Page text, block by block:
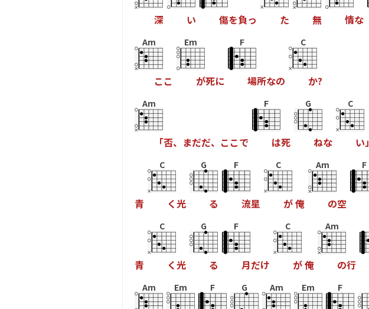
深 い 傷を負っ た 無 情な
Am
こ こ
Em
が死に
F
場所なの
C
か?
Am
「否、 まだだ、 こ こで
F
は死
G
ねな
C
い」
青
C
く光
G
る
F
流星
C
が俺
Am
の空
F
青
C
く光
G
る
F
月だけ
C
が俺
Am
の行
Am Em F G Am Em F